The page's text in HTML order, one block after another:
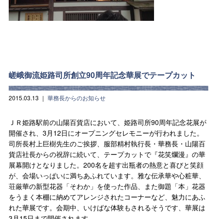
嵯峨御流姫路司所創立90周年記念華展でテープカット
2015.03.13 ｜ 華務長からのお知らせ
ＪＲ姫路駅前の山陽百貨店において、姫路司所90周年記念花展が
開催され、3月12日にオープニングセレモニーが行われました。
司所長村上巨樹先生のご挨拶、服部精村執行長・華務長・山陽百
貨店社長からの祝辞に続いて、テープカットで『花笑爛漫』の華
展幕開けとなりました。200名を超す出瓶者の熱意と喜びと笑顔
が、会場いっぱいに満ちあふれています。雅な伝承華や心粧華、
荘厳華の新型花器「そわか」を使った作品、また御題「本」花器
をうまく本棚に納めてアレンジされたコーナーなど、魅力にあふ
れた華展です。会期中、いけばな体験もされるそうです、華展は